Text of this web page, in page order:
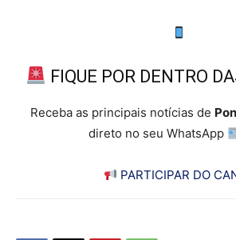
FIQUE POR DENTRO
Receba as principais notícias de
direto no seu WhatsApp
PARTICIPAR DO